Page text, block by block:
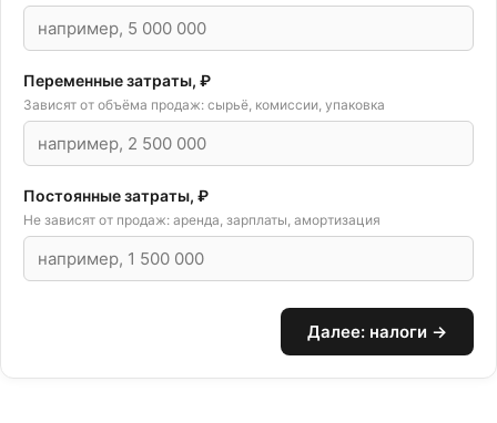
Переменные затраты, ₽
Зависят от объёма продаж: сырьё, комиссии, упаковка
Постоянные затраты, ₽
Не зависят от продаж: аренда, зарплаты, амортизация
Далее: налоги →